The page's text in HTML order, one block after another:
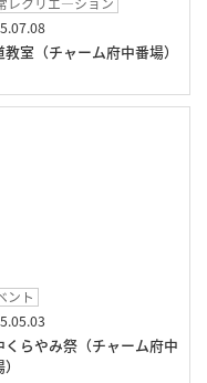
教室（チャーム府中番場）
ント
くらやみ祭（チャーム府中